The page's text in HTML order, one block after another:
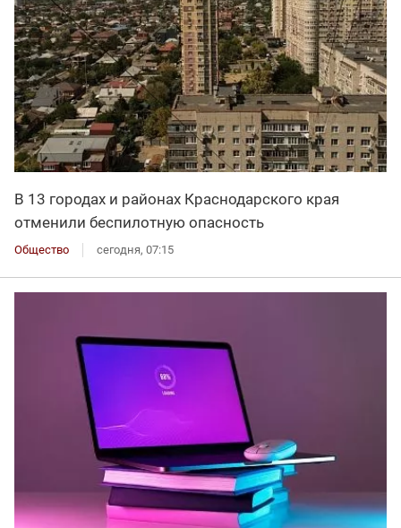
В 13 городах и районах Краснодарского края
отменили беспилотную опасность
Общество сегодня, 07:15